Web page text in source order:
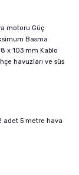
motoru Güç
Basma
x 103 mm Kablo
havuzları ve süs
adet 5 metre hava